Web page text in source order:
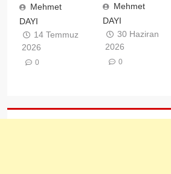
Mehmet
DAYI
14 Temmuz
2026
0
Mehmet
DAYI
30 Haziran
2026
0